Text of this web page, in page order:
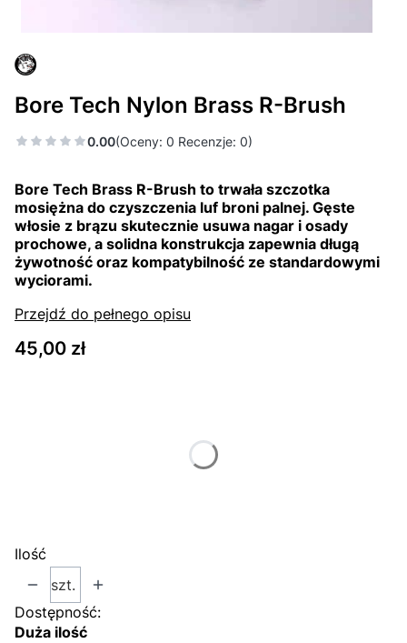
Bore Tech Nylon Brass R-Brush
0.00(Oceny: 0 Recenzje: 0)
Bore Tech Brass R-Brush to trwała szczotka
mosiężna do czyszczenia luf broni palnej. Gęste
włosie z brązu skutecznie usuwa nagar i osady
prochowe, a solidna konstrukcja zapewnia długą
żywotność oraz kompatybilność ze standardowymi
wyciorami.
Przejdź do pełnego opisu
Cena
45,00 zł
Ilość
szt.
Dostępność:
Duża ilość